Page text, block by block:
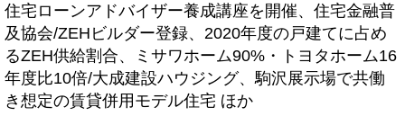
住宅ローンアドバイザー養成講座を開催、住宅金融普
及協会/ZEHビルダー登録、2020年度の戸建てに占め
るZEH供給割合、ミサワホーム90%・トヨタホーム16
年度比10倍/大成建設ハウジング、駒沢展示場で共働
き想定の賃貸併用モデル住宅 ほか